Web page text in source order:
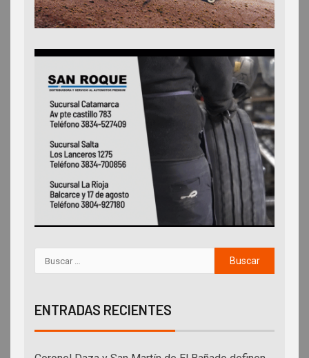
ENTRADAS RECIENTES